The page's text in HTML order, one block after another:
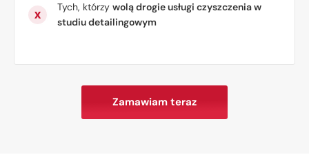
Tych, którzy wolą drogie usługi czyszczenia w
studiu detailingowym
Zamawiam teraz